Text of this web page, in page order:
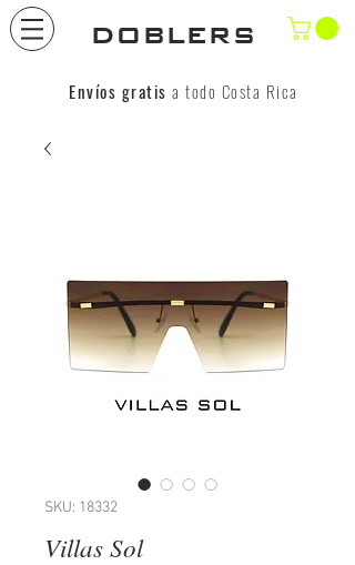
DOBLERS
Envíos gratis a todo Costa Rica
SKU: 18332
Villas Sol